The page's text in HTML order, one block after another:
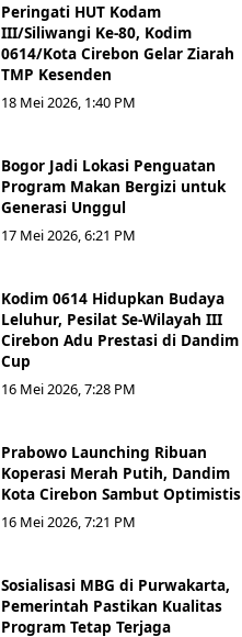
Peringati HUT Kodam
III/Siliwangi Ke-80, Kodim
0614/Kota Cirebon Gelar Ziarah
TMP Kesenden
18 Mei 2026, 1:40 PM
Bogor Jadi Lokasi Penguatan
Program Makan Bergizi untuk
Generasi Unggul
17 Mei 2026, 6:21 PM
Kodim 0614 Hidupkan Budaya
Leluhur, Pesilat Se-Wilayah III
Cirebon Adu Prestasi di Dandim
Cup
16 Mei 2026, 7:28 PM
Prabowo Launching Ribuan
Koperasi Merah Putih, Dandim
Kota Cirebon Sambut Optimistis
16 Mei 2026, 7:21 PM
Sosialisasi MBG di Purwakarta,
Pemerintah Pastikan Kualitas
Program Tetap Terjaga